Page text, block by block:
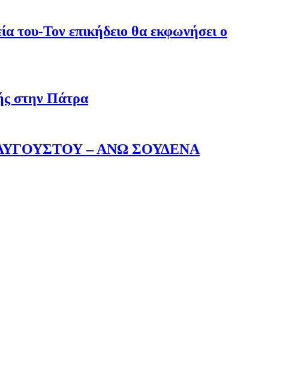
του-Τον επικήδειο θα εκφωνήσει ο
στην Πάτρα
– ΑΝΩ ΣΟΥΔΕΝΑ